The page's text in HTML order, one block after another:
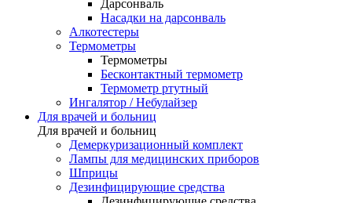
Дарсонваль
Насадки на дарсонваль
Алкотестеры
Термометры
Термометры
Бесконтактный термометр
Термометр ртутный
Ингалятор / Небулайзер
Для врачей и больниц
Для врачей и больниц
Демеркуризационный комплект
Лампы для медицинских приборов
Шприцы
Дезинфицирующие средства